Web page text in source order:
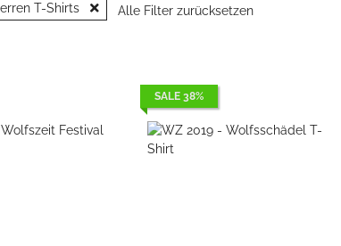
T-Shirts Alle Filter zurücksetzen
SALE 38%